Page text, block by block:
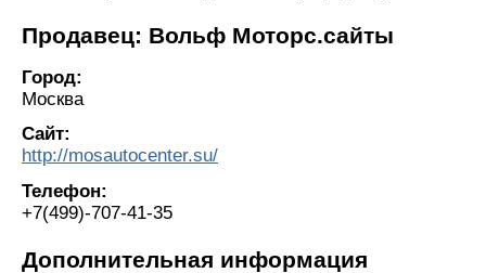
Продавец: Вольф Моторс.сайты
Город:
Москва
Сайт:
http://mosautocenter.su/
Телефон:
+7(499)-707-41-35
Дополнительная информация